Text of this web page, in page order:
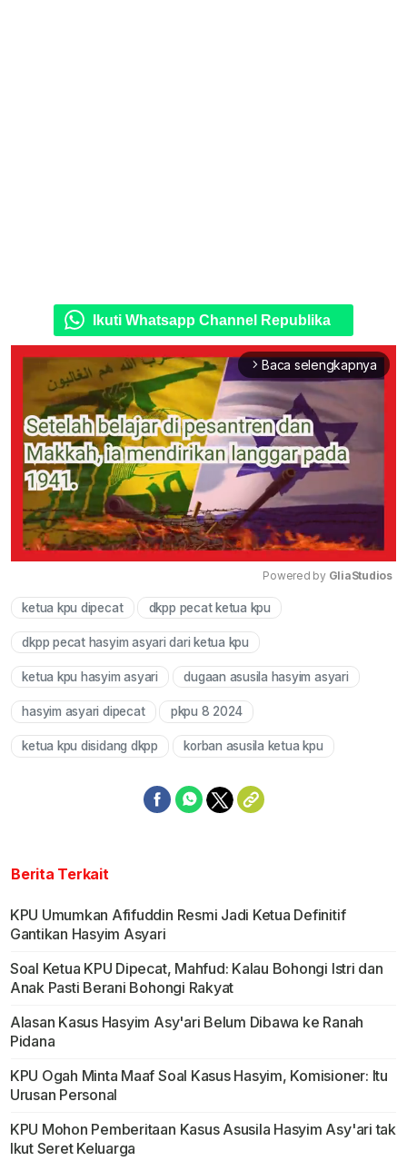
Ikuti Whatsapp Channel Republika
arrow_forward_ios Baca selengkapnya
Powered by GliaStudios
ketua kpu dipecat dkpp pecat ketua kpu
dkpp pecat hasyim asyari dari ketua kpu
ketua kpu hasyim asyari dugaan asusila hasyim asyari
hasyim asyari dipecat pkpu 8 2024
ketua kpu disidang dkpp korban asusila ketua kpu
Berita Terkait
KPU Umumkan Afifuddin Resmi Jadi Ketua Definitif
Gantikan Hasyim Asyari
Soal Ketua KPU Dipecat, Mahfud: Kalau Bohongi Istri dan
Anak Pasti Berani Bohongi Rakyat
Alasan Kasus Hasyim Asy'ari Belum Dibawa ke Ranah
Pidana
KPU Ogah Minta Maaf Soal Kasus Hasyim, Komisioner: Itu
Urusan Personal
KPU Mohon Pemberitaan Kasus Asusila Hasyim Asy'ari tak
Ikut Seret Keluarga